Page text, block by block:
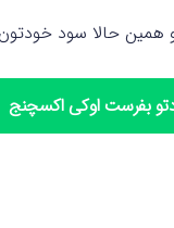
همین حالا سود خودتون
بفرست اوکی اکسچنج